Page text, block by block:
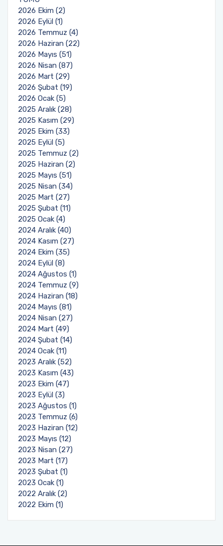
2026 Ekim (2)
2026 Eylül (1)
2026 Temmuz (4)
2026 Haziran (22)
2026 Mayıs (51)
2026 Nisan (87)
2026 Mart (29)
2026 Şubat (19)
2026 Ocak (5)
2025 Aralık (28)
2025 Kasım (29)
2025 Ekim (33)
2025 Eylül (5)
2025 Temmuz (2)
2025 Haziran (2)
2025 Mayıs (51)
2025 Nisan (34)
2025 Mart (27)
2025 Şubat (11)
2025 Ocak (4)
2024 Aralık (40)
2024 Kasım (27)
2024 Ekim (35)
2024 Eylül (8)
2024 Ağustos (1)
2024 Temmuz (9)
2024 Haziran (18)
2024 Mayıs (81)
2024 Nisan (27)
2024 Mart (49)
2024 Şubat (14)
2024 Ocak (11)
2023 Aralık (52)
2023 Kasım (43)
2023 Ekim (47)
2023 Eylül (3)
2023 Ağustos (1)
2023 Temmuz (6)
2023 Haziran (12)
2023 Mayıs (12)
2023 Nisan (27)
2023 Mart (17)
2023 Şubat (1)
2023 Ocak (1)
2022 Aralık (2)
2022 Ekim (1)
2022-2026 Stratejik Planı
Faaliyet Raporları
Akademik Tören
İlahiyat Fakültesi
İletişim Fakültesi
Kemer Denizcilik Fakültesi
Kumluca Sağlık Bilimleri Fakültesi
Manavgat Sosyal ve Beşeri Bilimler Fakültesi
Manavgat Turizm Fakültesi
Manavgat Yabancı Diller Fakültesi
Mimarlık Fakültesi
Mühendislik Fakültesi
Sağlık Bilimleri Fakültesi
Serik İşletme Fakültesi
Spor Bilimleri Fakültesi
Su Ürünleri Fakültesi
Tıp Fakültesi
Turizm Fakültesi
Uygulamalı Bilimler Fakültesi
Ziraat Fakültesi
Sağlık Hizmetleri MYO
Serik Gülsün Süleyman Süral MYO
Sosyal Bilimler MYO
Teknik Bilimler MYO
Yapı İşleri ve Teknik Daire Başkanlığı
Uluslararası İlişkiler Ofisi
Mezun Bilgi Sistemi
Sıkça Sorulan Sorular
Online Sağlık Hizmetleri Randevu Sistemi
Yönetim Sistemi)
Dış Kaynaklı Proje Takip Sistemi
AB Projeleri
TÜBİTAK Projeleri
Web of Science
SciVal